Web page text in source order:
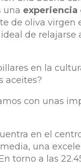
una experiencia
de oliva virgen
de relajarse
en la
aceites?
con unas
en el
una
torno a las